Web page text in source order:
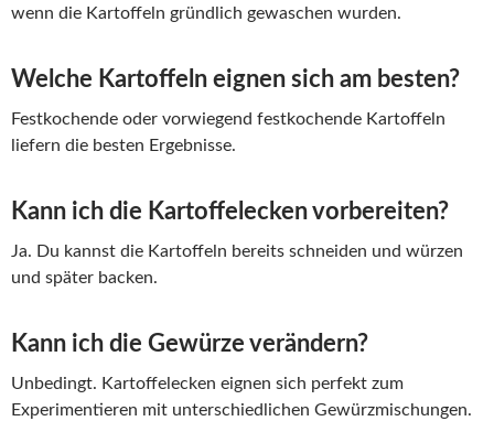
wenn die Kartoffeln gründlich gewaschen wurden.
Welche Kartoffeln eignen sich am besten?
Festkochende oder vorwiegend festkochende Kartoffeln
liefern die besten Ergebnisse.
Kann ich die Kartoffelecken vorbereiten?
Ja. Du kannst die Kartoffeln bereits schneiden und würzen
und später backen.
Kann ich die Gewürze verändern?
Unbedingt. Kartoffelecken eignen sich perfekt zum
Experimentieren mit unterschiedlichen Gewürzmischungen.